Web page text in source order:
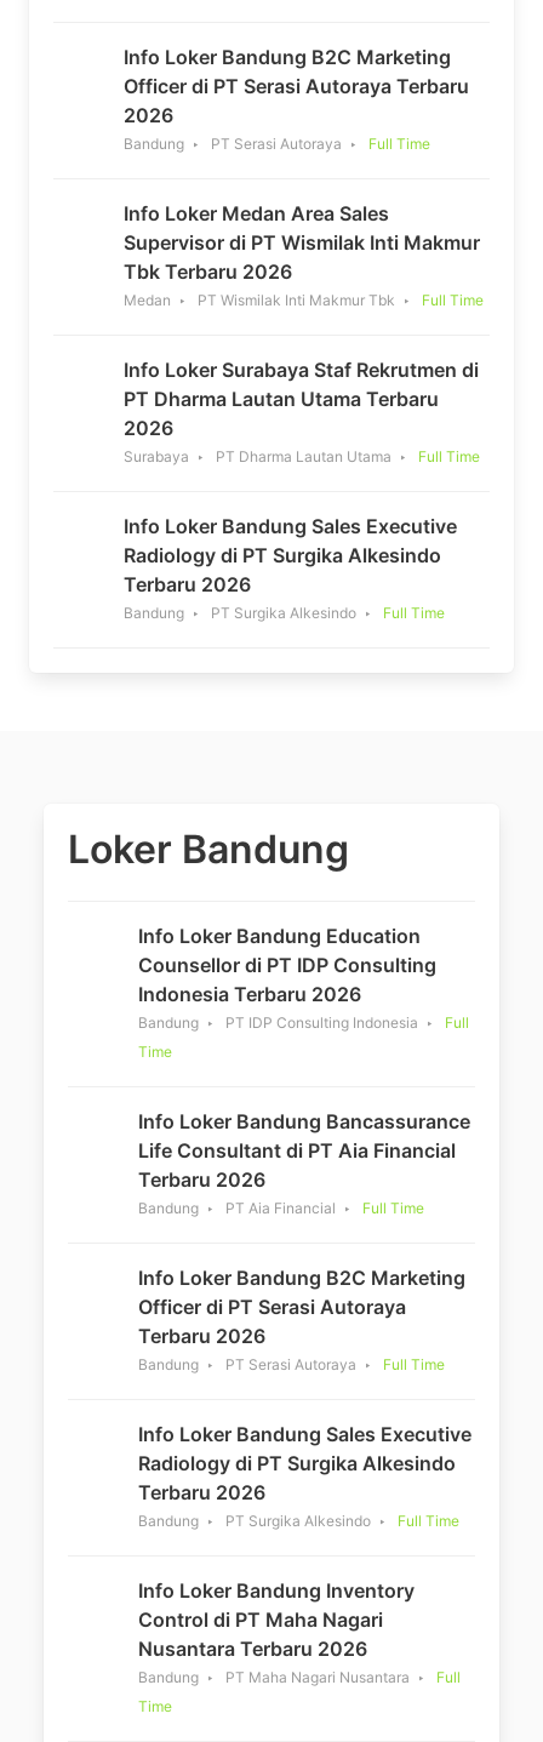
Info Loker Bandung B2C Marketing
Officer di PT Serasi Autoraya Terbaru
2026
Bandung PT Serasi Autoraya Full Time
Info Loker Medan Area Sales
Supervisor di PT Wismilak Inti Makmur
Tbk Terbaru 2026
Medan PT Wismilak Inti Makmur Tbk Full Time
Info Loker Surabaya Staf Rekrutmen di
PT Dharma Lautan Utama Terbaru
2026
Surabaya PT Dharma Lautan Utama Full Time
Info Loker Bandung Sales Executive
Radiology di PT Surgika Alkesindo
Terbaru 2026
Bandung PT Surgika Alkesindo Full Time
Loker Bandung
Info Loker Bandung Education
Counsellor di PT IDP Consulting
Indonesia Terbaru 2026
Bandung PT IDP Consulting Indonesia
Full
Time
Info Loker Bandung Bancassurance
Life Consultant di PT Aia Financial
Terbaru 2026
Bandung PT Aia Financial Full Time
Info Loker Bandung B2C Marketing
Officer di PT Serasi Autoraya
Terbaru 2026
Bandung PT Serasi Autoraya Full Time
Info Loker Bandung Sales Executive
Radiology di PT Surgika Alkesindo
Terbaru 2026
Bandung PT Surgika Alkesindo Full Time
Info Loker Bandung Inventory
Control di PT Maha Nagari
Nusantara Terbaru 2026
Bandung PT Maha Nagari Nusantara
Full
Time